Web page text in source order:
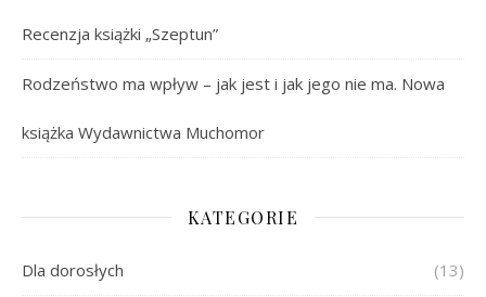
Recenzja książki „Szeptun”
Rodzeństwo ma wpływ – jak jest i jak jego nie ma. Nowa
książka Wydawnictwa Muchomor
KATEGORIE
Dla dorosłych (13)